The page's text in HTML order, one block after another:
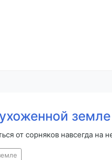
земле
от сорняков навсегда на